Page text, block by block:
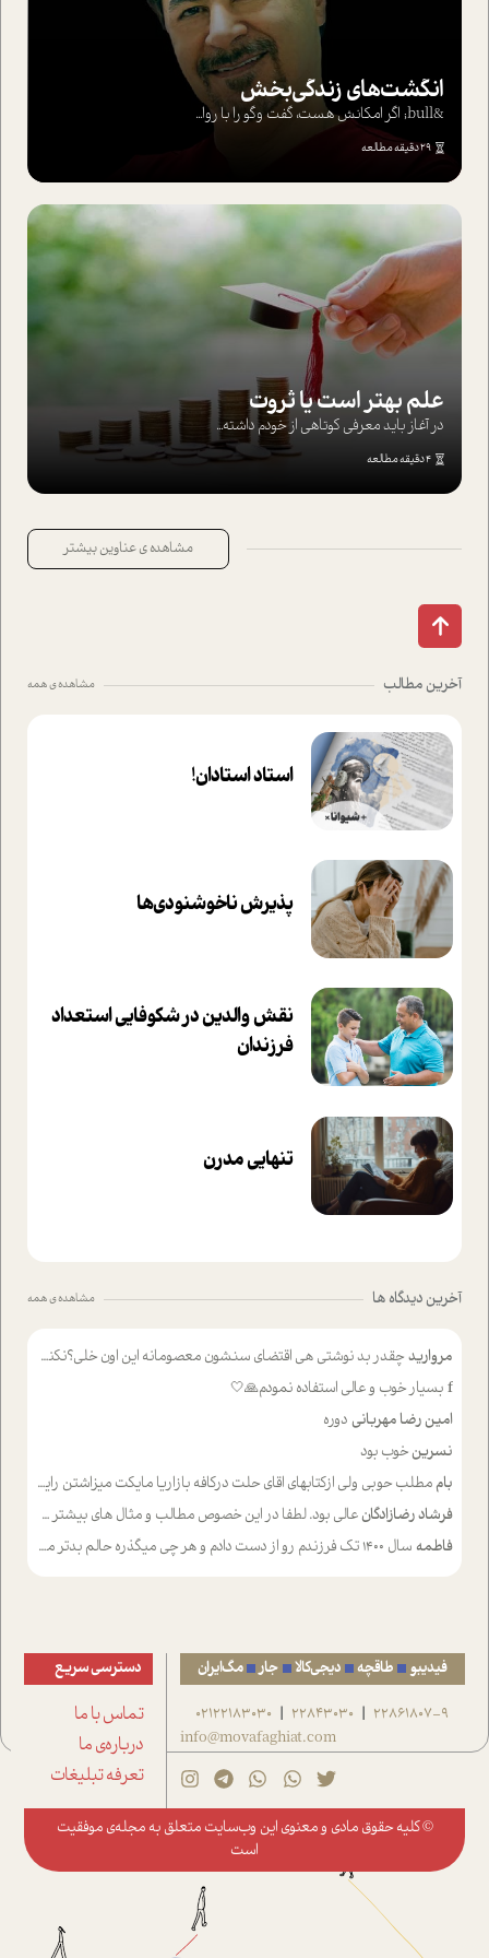
انگشت‌های‌ زندگی‌بخش
&bull; اگر امکانش هست، گفت وگو را با روا...
29 دقیقه مطالعه
علم بهتر است یا ثروت
در آغاز باید معرفی کوتاهی از خودم داشته...
4 دقیقه مطالعه
مشاهده ی عناوین بیشتر
آخرین مطالب مشاهده ی همه
استاد استادان!
پذیرش ناخوشنودی‌ها
نقش والدین در شکوفا‌یی ا‌ستعداد
فرزندان‌
تنهایی مدرن
آخرین دیدگاه ها مشاهده ی همه
مروارید چقدر بد نوشتی هی اقتضای سنشون معصومانه این اون خلی؟نکنه تا چهل سالگی پوشکت میکردن و شیر میخوردی که به اینا میگی کودک
f بسیار خوب و عالی استفاده نمودم🙏🤍
امین رضا مهربانی دوره
نسرینخوب بود
بام مطلب حوبی ولی ازکتابهای اقای حلت درکافه بازاریا مایکت میزاشتن رایگان خوب بود ولی هرکدام خلاصه شده ش تومجله از طریق سایت هم خوبه اینکه درزیر اخرصفحه گذاشته شده خب ادم خبره میره نصب میکنه میخونه ولی هرکسی گوشیش ظرفیتش نداره باتشکر
فرشاد رضازادگان عالی بود. لطفا در این خصوص مطالب و مثال های بیشتر ی ارایه دهید
فاطمه سال ۱۴۰۰ تک فرزندم رو از دست دادم و هر چی میگذره حالم بدتر میشه و دلتنگتر تنایی رو ترجیح دادم و معاشرت برام سخت شده
فیدیبو طاقچه دیجی‌کالا جار مگ‌ایران
22861807-9
|
22843030
|
02122183030
info@movafaghiat.com
دسترسی سریع
تماس با ما
درباره‌ی ما
تعرفه تبلیغات
© کلیه حقوق مادی و معنوی این وب‌سایت متعلق به مجله‌ی موفقیت
است